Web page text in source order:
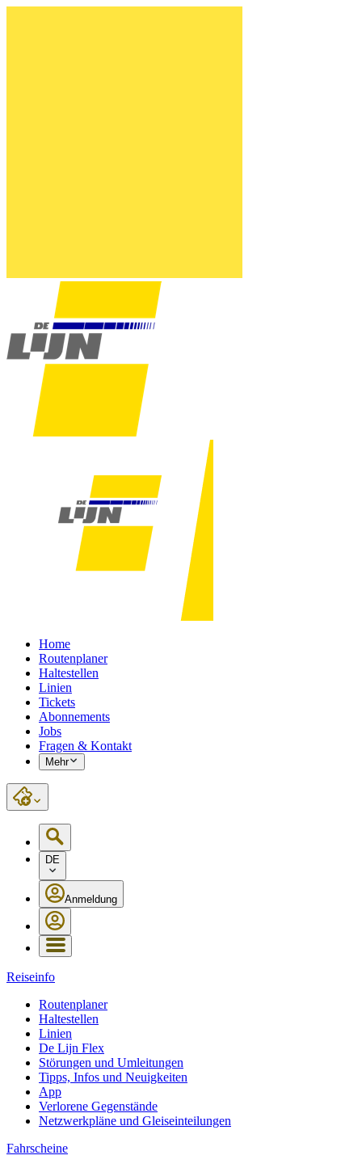
Home
Routenplaner
Haltestellen
Linien
Tickets
Abonnements
Jobs
Fragen & Kontakt
Mehr
DE
Anmeldung
Reiseinfo
Routenplaner
Haltestellen
Linien
De Lijn Flex
Störungen und Umleitungen
Tipps, Infos und Neuigkeiten
App
Verlorene Gegenstände
Netzwerkpläne und Gleiseinteilungen
Fahrscheine